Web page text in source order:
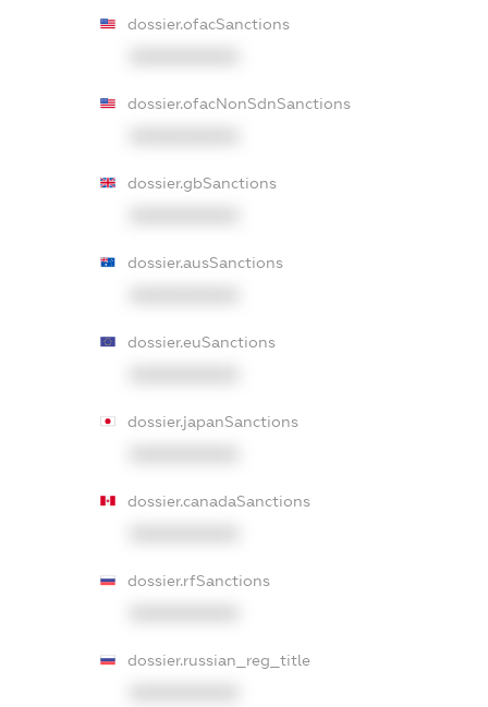
dossier.ofacSanctions
dossier.ofacNonSdnSanctions
dossier.gbSanctions
dossier.ausSanctions
dossier.euSanctions
dossier.japanSanctions
dossier.canadaSanctions
dossier.rfSanctions
dossier.russian_reg_title